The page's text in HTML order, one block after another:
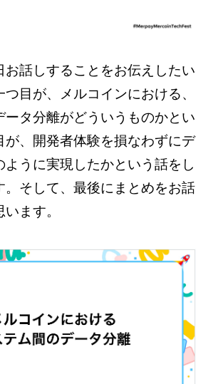
お話しすることをお伝えしたい
つ目が、メルコインにおける、
ータ分離がどういうものかとい
が、開発者体験を損なわずにデ
ように実現したかという話をし
。そして、最後にまとめをお話
ます。